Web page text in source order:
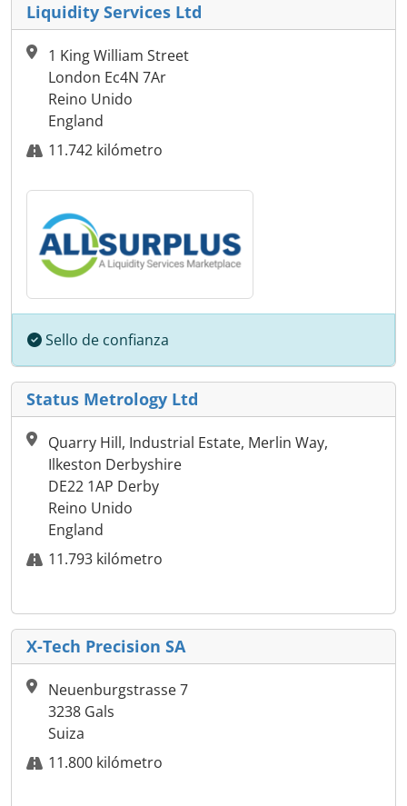
Liquidity Services Ltd
1 King William Street
London Ec4N 7Ar
Reino Unido
England
11.742 kilómetro
Sello de confianza
Status Metrology Ltd
Quarry Hill, Industrial Estate, Merlin Way,
Ilkeston Derbyshire
DE22 1AP Derby
Reino Unido
England
11.793 kilómetro
X-Tech Precision SA
Neuenburgstrasse 7
3238 Gals
Suiza
11.800 kilómetro